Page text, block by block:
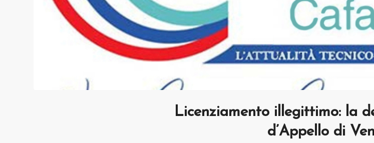
Licenziamento illegittimo: la
d’Appello di